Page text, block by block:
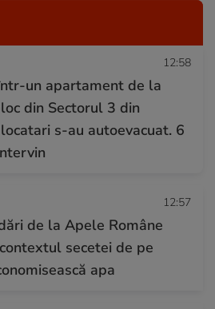
12:58
un apartament de la
din Sectorul 3 din
s-au autoevacuat. 6
12:57
de la Apele Române
secetei de pe
apa